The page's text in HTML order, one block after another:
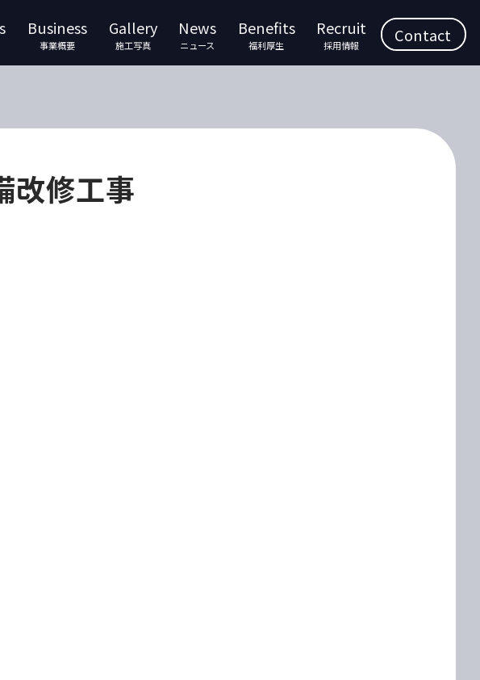
Business
事業概要
Gallery
施工写真
News
ニュース
Benefits
福利厚生
Recruit
採用情報
Contact
改修工事